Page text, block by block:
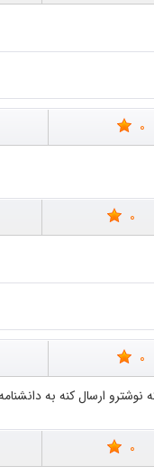
0
0
0
ارسال کنه به
0